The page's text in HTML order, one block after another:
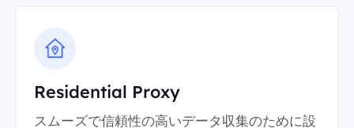
Residential Proxy
スムーズで信頼性の高いデータ収集のために設